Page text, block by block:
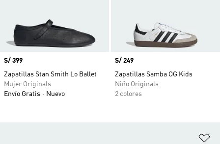
Precio
S/ 399
Zapatillas Stan Smith Lo Ballet
Mujer Originals
Envío Gratis
Nuevo
Precio
S/ 249
Zapatillas Samba OG Kids
Niño Originals
2 colores